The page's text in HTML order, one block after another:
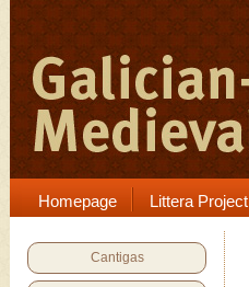
Homepage Littera Project
Cantigas